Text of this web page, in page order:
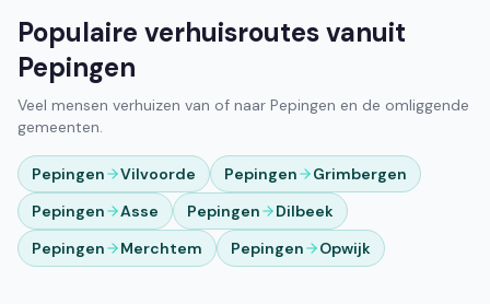
Populaire verhuisroutes vanuit
Pepingen
Veel mensen verhuizen van of naar Pepingen en de omliggende
gemeenten.
Pepingen Vilvoorde Pepingen
Grimbergen
Pepingen
Asse Pepingen
Dilbeek
Pepingen
Merchtem Pepingen Opwijk